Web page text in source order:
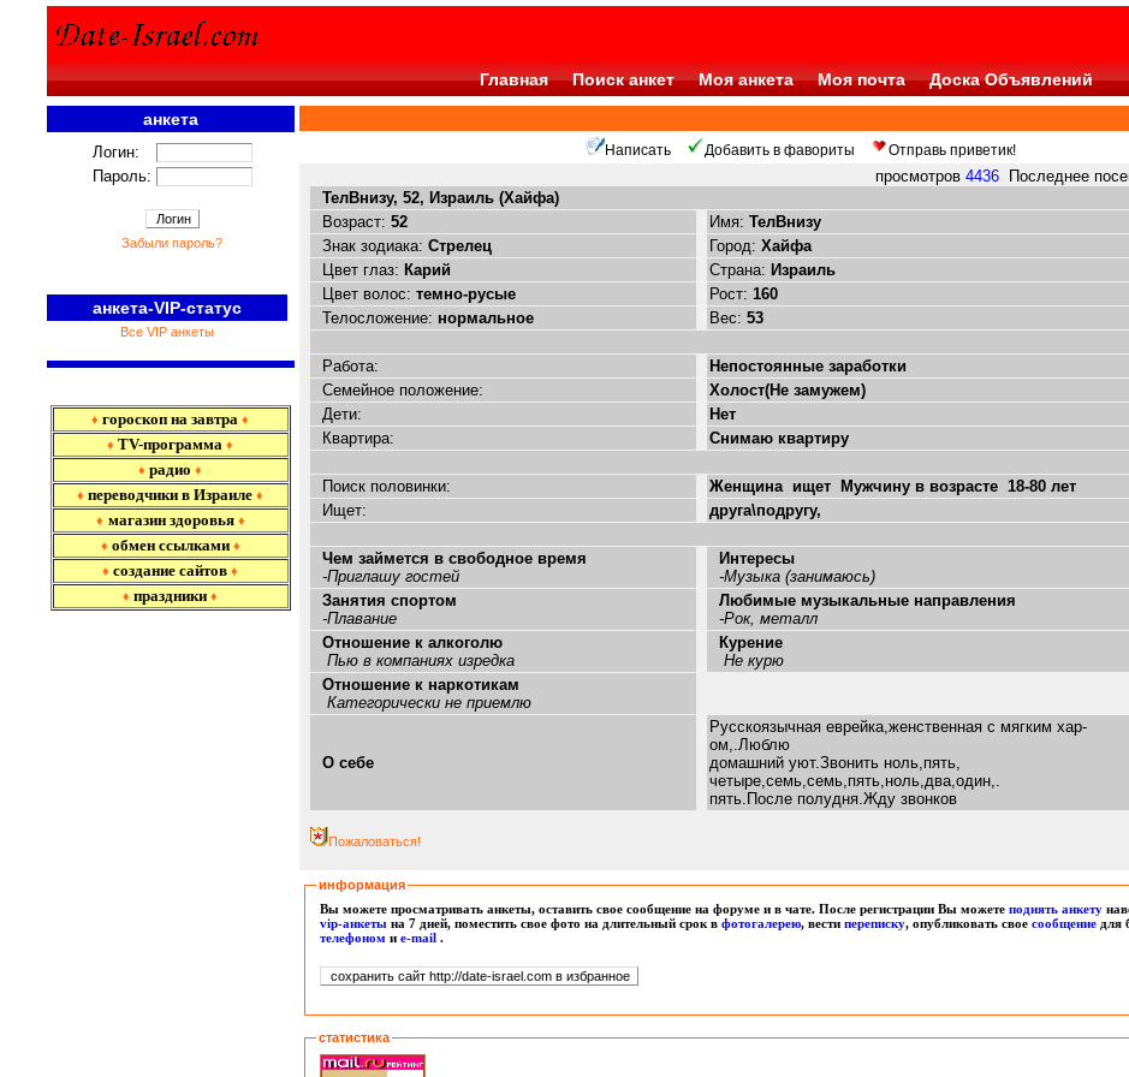
Главная Поиск анкет Моя анкета Моя почта Доска Объявлений
анкета
Логин:
Пароль:
Забыли пароль?
анкета-VIP-статус
Все VIP анкеты
♦ гороскоп на завтра ♦
♦ TV-программа ♦
♦ радио ♦
♦ переводчики в Израиле ♦
♦ магазин здоровья ♦
♦ обмен ссылками ♦
♦ создание сайтов ♦
♦ праздники ♦
Написать Добавить в фавориты Отправь приветик!
просмотров 4436 Последнее
ТелВнизу, 52, Израиль (Хайфа)
Возраст: 52 Имя: ТелВнизу
Знак зодиака: Стрелец Город: Хайфа
Цвет глаз: Карий Страна: Израиль
Цвет волос: темно-русые Рост: 160
Телосложение: нормальное Вес: 53
Работа:
Непостоянные заработки
Семейное положение:
Холост(Не замужем)
Дети:
Нет
Квартира:
Снимаю квартиру
Поиск половинки:
Женщина ищет Мужчину в возрасте 18-80 лет
Ищет:
друга\подругу,
Чем займется в свободное время
-Приглашу гостей
Интересы
-Музыка (занимаюсь)
Занятия спортом
-Плавание
Любимые музыкальные направления
-Рок, металл
Отношение к алкоголю
Пью в компаниях изредка
Курение
Не курю
Отношение к наркотикам
Категорически не приемлю
О себе
Русскоязычная еврейка,женственная с мягким хар-
ом,.Люблю
домашний уют.Звонить ноль,пять,
четыре,семь,семь,пять,ноль,два,один,.
пять.После полудня.Жду звонков
Пожаловаться!
информация
Вы можете просматривать анкеты, оставить свое сообщение на форуме и в чате. После регистрации Вы можетеподнять анкету
vip-анкетына 7 дней, поместить свое фото на длительный срок вфотогалерею, вестипереписку, опубликовать своесообщение для
телефоном иe-mail.
статистика